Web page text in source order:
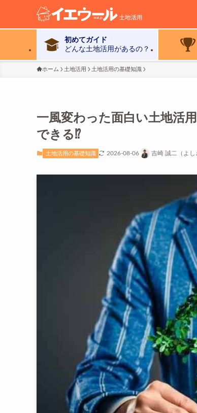
初めてガイド
どんな土地活用があるの？
ホーム 土地活用 土地活用の基礎知識
一風変わった面白い土地活
できる⁉
土地活用の基礎知識 2026-08-06 吉崎 誠二（よし